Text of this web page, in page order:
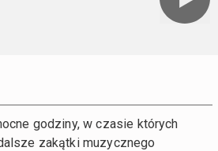
godziny, w czasie których
zakątki muzycznego